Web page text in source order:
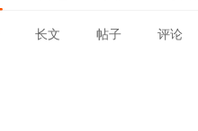
长文 帖子 评论